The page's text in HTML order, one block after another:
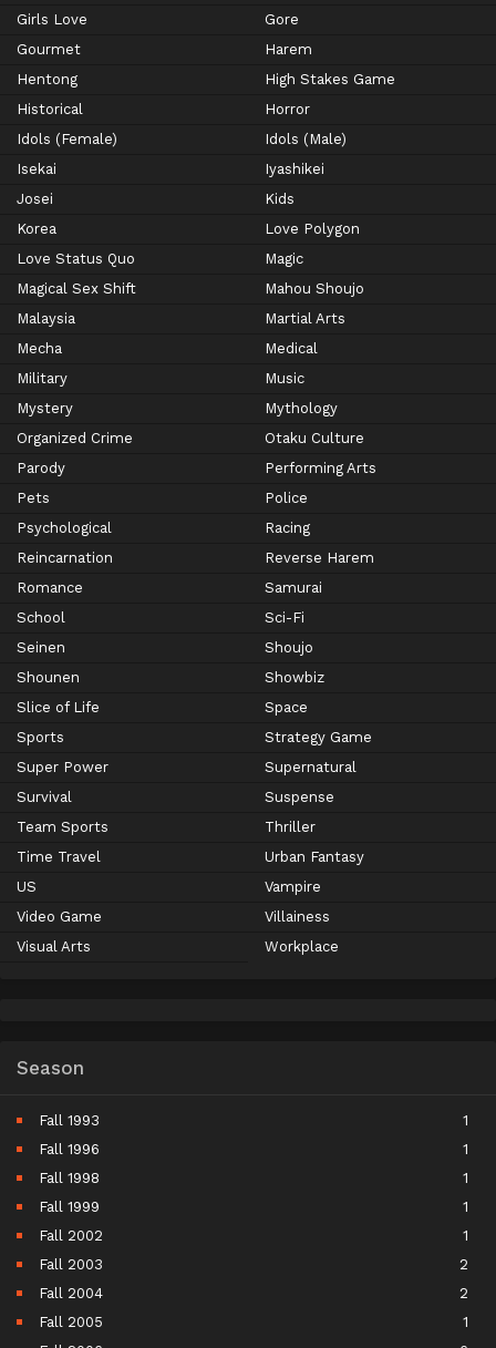
Girls Love
Gore
Gourmet
Harem
Hentong
High Stakes Game
Historical
Horror
Idols (Female)
Idols (Male)
Isekai
Iyashikei
Josei
Kids
Korea
Love Polygon
Love Status Quo
Magic
Magical Sex Shift
Mahou Shoujo
Malaysia
Martial Arts
Mecha
Medical
Military
Music
Mystery
Mythology
Organized Crime
Otaku Culture
Parody
Performing Arts
Pets
Police
Psychological
Racing
Reincarnation
Reverse Harem
Romance
Samurai
School
Sci-Fi
Seinen
Shoujo
Shounen
Showbiz
Slice of Life
Space
Sports
Strategy Game
Super Power
Supernatural
Survival
Suspense
Team Sports
Thriller
Time Travel
Urban Fantasy
US
Vampire
Video Game
Villainess
Visual Arts
Workplace
Season
Fall 1993
1
Fall 1996
1
Fall 1998
1
Fall 1999
1
Fall 2002
1
Fall 2003
2
Fall 2004
2
Fall 2005
1